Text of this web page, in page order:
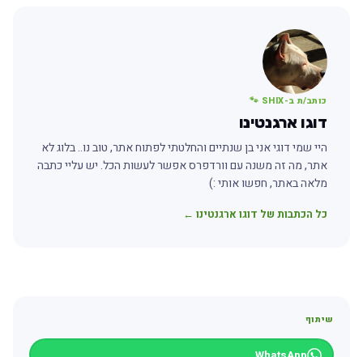
כותב/ת ב-SHIX 🐾
דוגו ארגנטינו
היי שמי דוגי אני בן שנתיים והחלטתי לפתוח אתר, טוב נו.. בלוג לא
אתר, מה זה משנה עם וורדפרס אפשר לעשות הכל. יש עליי כתבה
מלאה באתר, חפשו אותי :)
כל הכתבות של דוגו ארגנטינו ←
שיתוף